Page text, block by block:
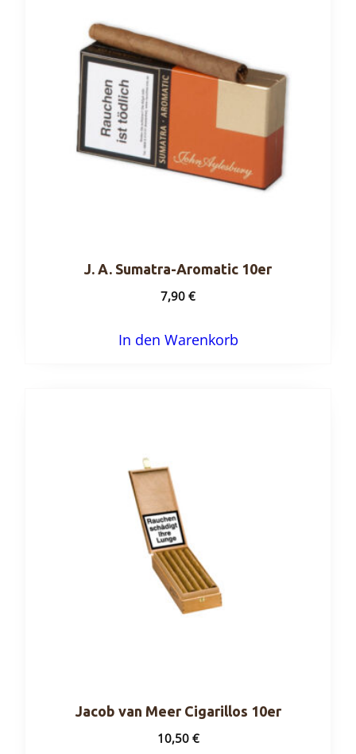
J. A. Sumatra-Aromatic 10er
7,90€
In den Warenkorb
Jacob van Meer Cigarillos 10er
10,50€